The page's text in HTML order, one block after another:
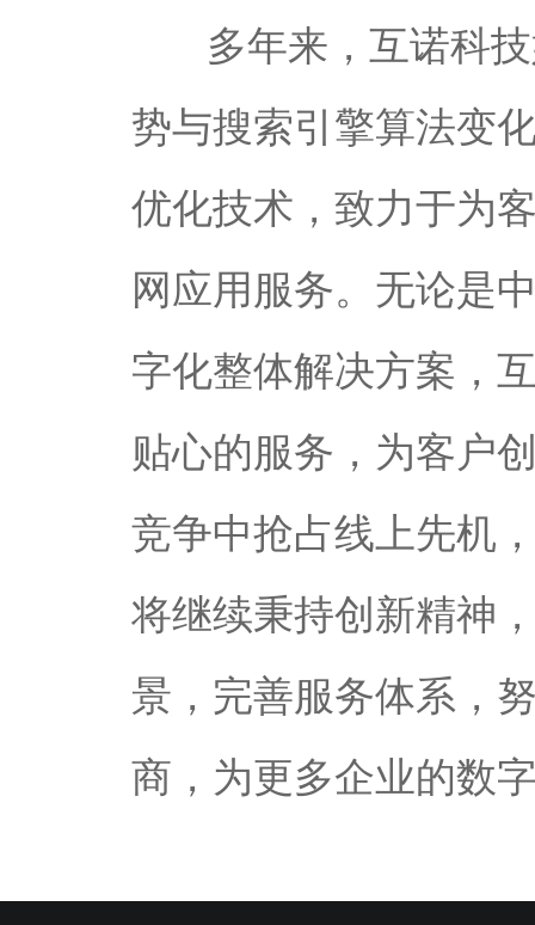
多年来，互诺科
势与搜索引擎算法变
优化技术，致力于为
网应用服务。无论是
字化整体解决方案，
贴心的服务，为客户
竞争中抢占线上先机
将继续秉持创新精神
景，完善服务体系，
商，为更多企业的数